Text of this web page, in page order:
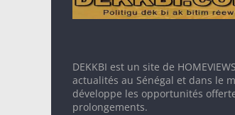
DEKKBI est un site de
actualités au Sénégal et dans le
développe les opportunités
prolongements.